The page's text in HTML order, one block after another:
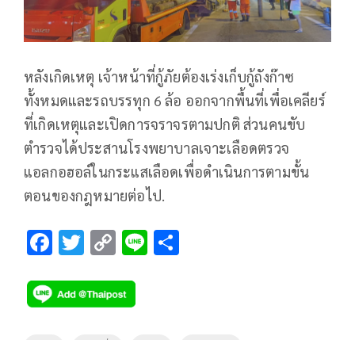
หลังเกิดเหตุ เจ้าหน้าที่กู้ภัยต้องเร่งเก็บกู้ถังก๊าซ
ทั้งหมดและรถบรรทุก 6 ล้อ ออกจากพื้นที่เพื่อเคลียร์
ที่เกิดเหตุและเปิดการจราจรตามปกติ ส่วนคนขับ
ตำรวจได้ประสานโรงพยาบาลเจาะเลือดตรวจ
แอลกอฮอล์ในกระแสเลือดเพื่อดำเนินการตามขั้น
ตอนของกฎหมายต่อไป.
F
e
b
T
tt
er
C
p
y
Li